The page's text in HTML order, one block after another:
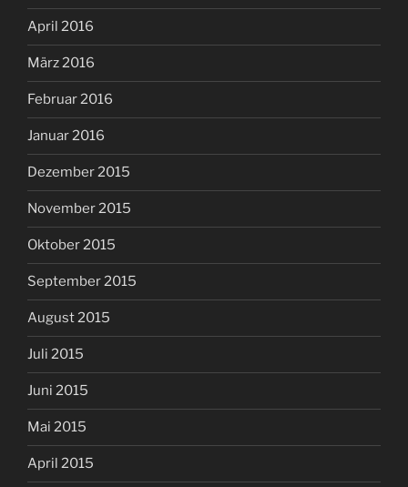
April 2016
März 2016
Februar 2016
Januar 2016
Dezember 2015
November 2015
Oktober 2015
September 2015
August 2015
Juli 2015
Juni 2015
Mai 2015
April 2015